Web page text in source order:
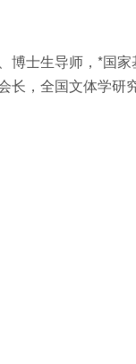
士生导师，*国家
长，全国文体学研